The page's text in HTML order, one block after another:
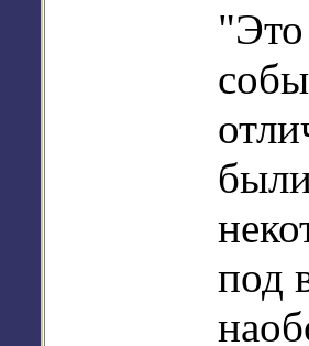
под